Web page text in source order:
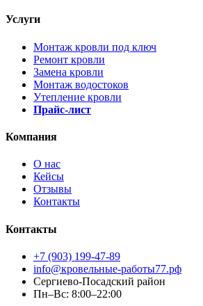
Услуги
Монтаж кровли под ключ
Ремонт кровли
Замена кровли
Монтаж водостоков
Утепление кровли
Прайс-лист
Компания
О нас
Кейсы
Отзывы
Контакты
Контакты
+7 (903) 199-47-89
info@кровельные-работы77.рф
Сергиево-Посадский район
Пн–Вс: 8:00–22:00